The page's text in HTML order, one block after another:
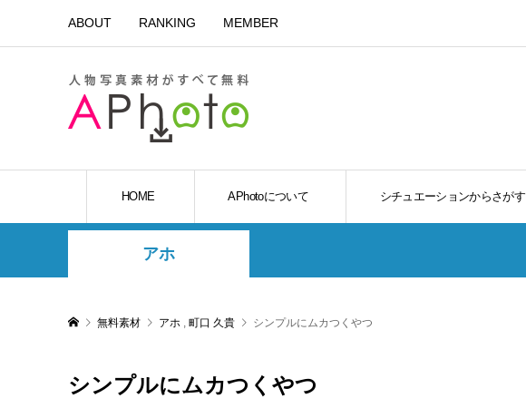
ABOUT RANKING MEMBER
HOME APhotoについて シチュエーションからさがす
アホ
無料素材 アホ , 町口 久貴 シンプルにムカつくやつ
シンプルにムカつくやつ